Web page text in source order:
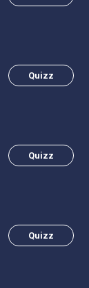
Quizz
Quizz
Quizz